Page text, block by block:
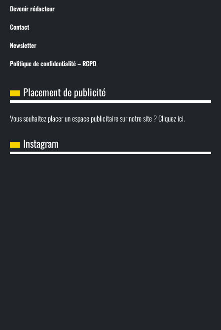
Devenir rédacteur
Contact
Newsletter
Politique de confidentialité – RGPD
Placement de publicité
Vous souhaitez placer un espace publicitaire sur notre site ? Cliquez ici.
Instagram